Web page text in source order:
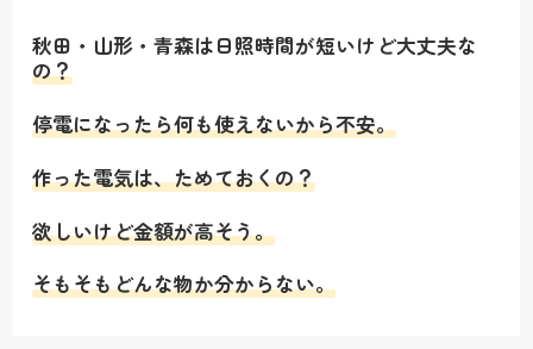
秋田・山形・青森は日照時間が短いけど大丈夫な
の？
停電になったら何も使えないから不安。
作った電気は、ためておくの？
欲しいけど金額が高そう。
そもそもどんな物か分からない。